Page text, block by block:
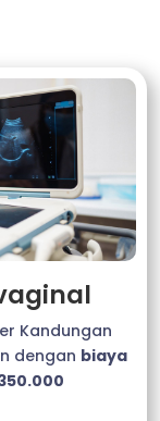
Kandungan
dengan biaya